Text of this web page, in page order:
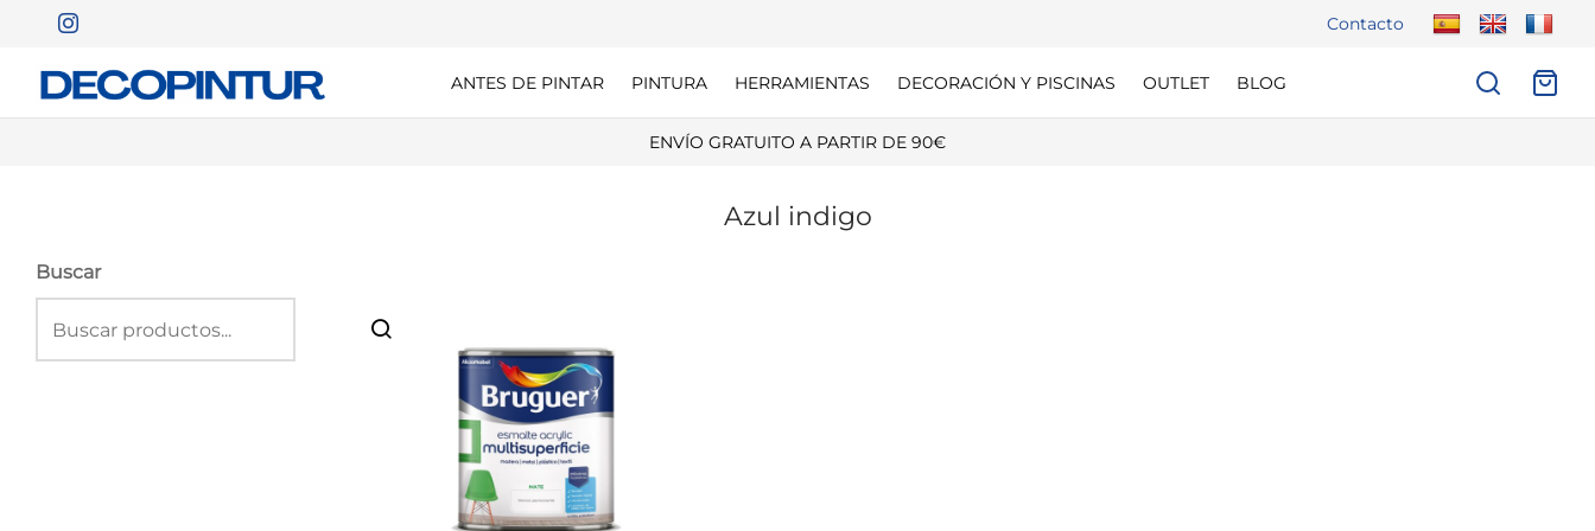
Contacto
ANTES DE PINTAR PINTURA HERRAMIENTAS DECORACIÓN Y PISCINAS OUTLET BLOG
ENVÍO GRATUITO A PARTIR DE 90€
Azul indigo
Buscar